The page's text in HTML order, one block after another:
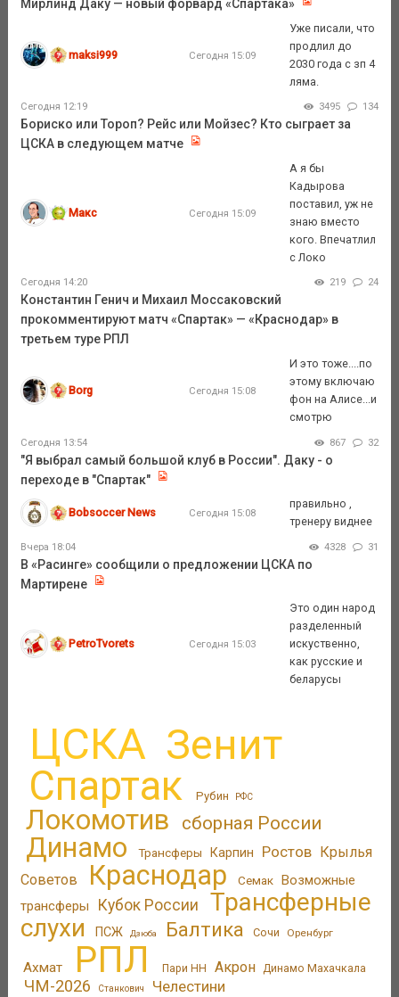
Мирлинд Даку — новый форвард «Спартака»
maksi999 Сегодня 15:09
Уже писали, что
продлил до
2030 года с зп 4
ляма.
Сегодня 12:19 3495 134
Бориско или Тороп? Рейс или Мойзес? Кто сыграет за
ЦСКА в следующем матче
Макс Сегодня 15:09
А я бы
Кадырова
поставил, уж не
знаю вместо
кого. Впечатлил
с Локо
Сегодня 14:20 219 24
Константин Генич и Михаил Моссаковский
прокомментируют матч «Спартак» — «Краснодар» в
третьем туре РПЛ
Borg Сегодня 15:08
И это тоже....по
этому включаю
фон на Алисе...и
смотрю
Сегодня 13:54 867 32
"Я выбрал самый большой клуб в России". Даку - о
переходе в "Спартак"
Bobsoccer News Сегодня 15:08
правильно ,
тренеру виднее
Вчера 18:04 4328 31
В «Расинге» сообщили о предложении ЦСКА по
Мартирене
PetroTvorets Сегодня 15:03
Это один народ
разделенный
искуственно,
как русские и
беларусы
ЦСКА Зенит
Спартак Рубин РФС
Локомотив сборная России
Динамо Трансферы Карпин Ростов Крылья
Советов
Краснодар Семак Возможные
трансферы
Кубок России
Трансферные
слухи
ПСЖ Дзюба Балтика Сочи Оренбург
Ахмат РПЛ Пари НН Акрон Динамо Махачкала
ЧМ-2026 Станкович Челестини